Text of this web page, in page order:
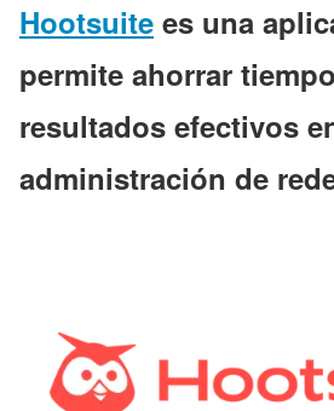
Hootsuite es una
permite ahorrar
resultados efectivos
administración de